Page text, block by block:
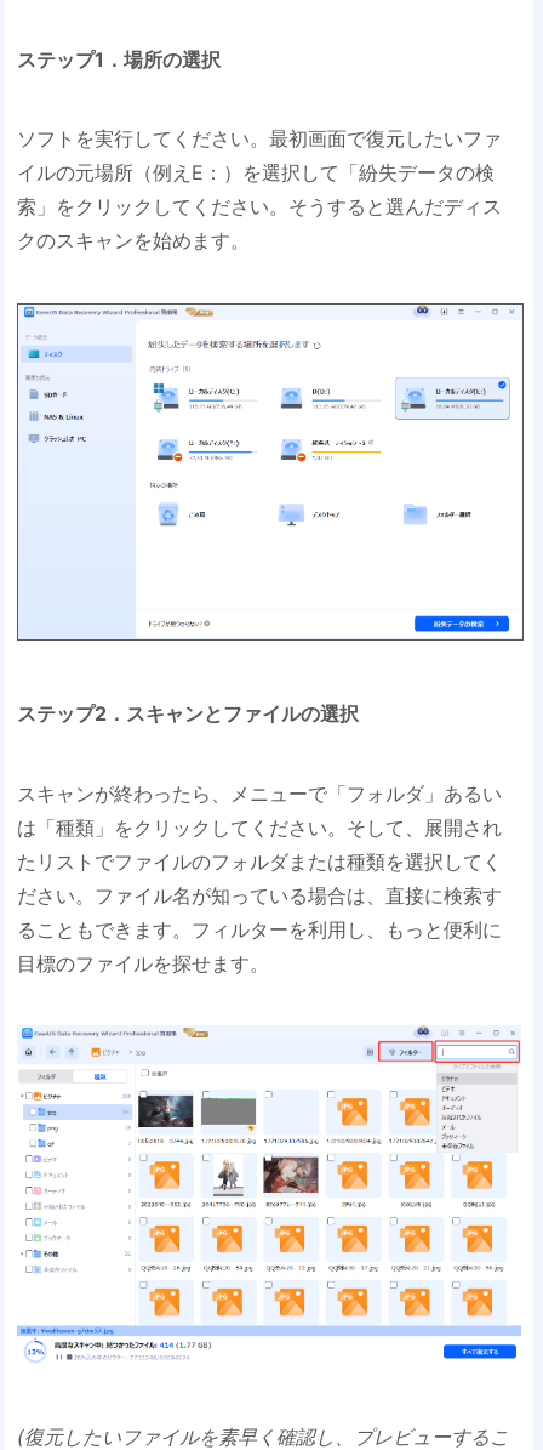
ステップ1．場所の選択
ソフトを実行してください。最初画面で復元したいファ
イルの元場所（例えE：）を選択して「紛失データの検
索」をクリックしてください。そうすると選んだディス
クのスキャンを始めます。
ステップ2．スキャンとファイルの選択
スキャンが終わったら、メニューで「フォルダ」あるい
は「種類」をクリックしてください。そして、展開され
たリストでファイルのフォルダまたは種類を選択してく
ださい。ファイル名が知っている場合は、直接に検索す
ることもできます。フィルターを利用し、もっと便利に
目標のファイルを探せます。
(復元したいファイルを素早く確認し、プレビューするこ